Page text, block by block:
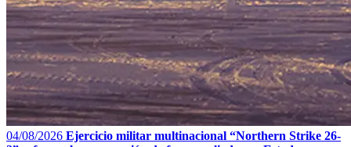
04/08/2026 Ejercicio militar multinacional “Northern Strike 26-